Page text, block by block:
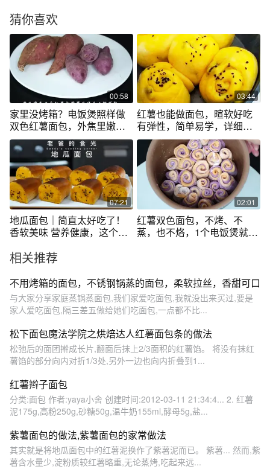
猜你喜欢
00:58
家里没烤箱？电饭煲照样做
双色红薯面包，外焦里嫩更
香甜
03:44
红薯也能做面包，暄软好吃
有弹性，简单易学，详细步
骤教给大家
07:21
地瓜面包｜简直太好吃了！
香软美味 营养健康，这个冬
02:01
红薯双色面包，不烤、不
蒸，也不烙，1个电饭煲就搞
相关推荐
不用烤箱的面包，不锈钢锅蒸的面包，柔软拉丝，香甜可口
与大家分享家庭蒸锅蒸面包,我们家爱吃面包,我就没出来买过,要是
家人爱吃面包,隔三差五做给她们吃面包,一点都不比...
松下面包魔法学院之烘焙达人红薯面包条的做法
松弛后的面团擀成长片,翻面后抹上2/3面积的红薯馅。 将没有抹红
薯馅的部分向内对折1/3处,另外一边也向内折叠到1...
红薯辫子面包
分类:面包 作者:yaya小舍 创建时间:2012-03-11 21:34:4... 2. 红薯
泥175g,高粉250g,砂糖50g,温牛奶155ml,酵母5g,盐...
紫薯面包的做法,紫薯面包的家常做法
其实就是将地瓜面包中的红薯泥换作了紫薯泥而已。 紫薯... 然而,紫
薯含水量少,淀粉质较红薯略重,无论蒸烤,吃起来远...